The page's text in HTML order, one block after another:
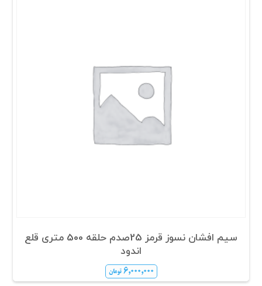
سیم افشان نسوز قرمز 25صدم حلقه 500 متری قلع
اندود
۶,۰۰۰,۰۰۰ تومان